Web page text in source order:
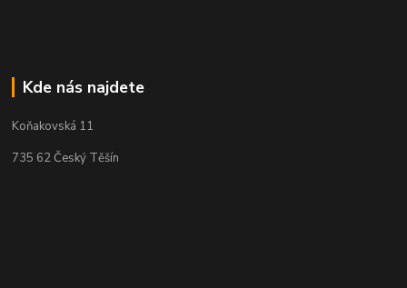
Kde nás najdete
Koňakovská 11
735 62 Český Těšín